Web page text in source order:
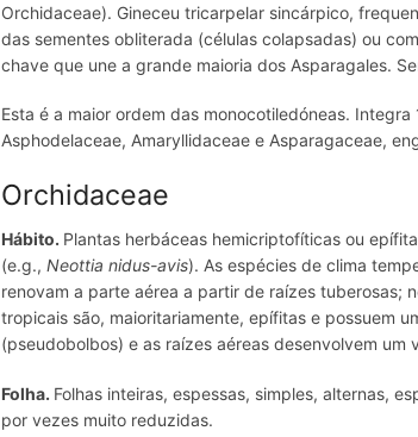
Orchidaceae). Gineceu tricarpelar sincárpico,
das sementes obliterada (células colapsadas) ou
chave que une a grande maioria dos Asparagales.
Esta é a maior ordem das monocotiledóneas.
Asphodelaceae, Amaryllidaceae e Asparagaceae,
Orchidaceae
Hábito. Plantas herbáceas hemicriptofíticas ou
(e.g.,Neottia nidus-avis). As espécies de clima
renovam a parte aérea a partir de raízes tuberosas;
tropicais são, maioritariamente, epífitas e possuem
(pseudobolbos) e as raízes aéreas desenvolvem
Folha. Folhas inteiras, espessas, simples, alternas,
por vezes muito reduzidas.